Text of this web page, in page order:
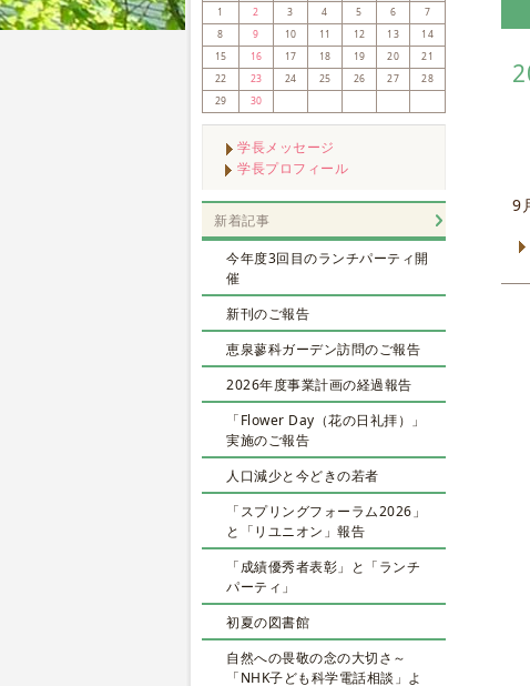
9
1 2 3 4 5 6
7
8
9 10 11 12 13
14
15
16 17 18 19 20
21
22
23 24 25 26 27
28
29
30
学長メッセージ
学長プロフィール
新着記事
今年度3回目のランチパーティ開
催
新刊のご報告
恵泉蓼科ガーデン訪問のご報告
2026年度事業計画の経過報告
「Flower Day（花の日礼拝）」
実施のご報告
人口減少と今どきの若者
「スプリングフォーラム2026」
と「リユニオン」報告
「成績優秀者表彰」と「ランチ
パーティ」
初夏の図書館
自然への畏敬の念の大切さ～
「NHK子ども科学電話相談」よ